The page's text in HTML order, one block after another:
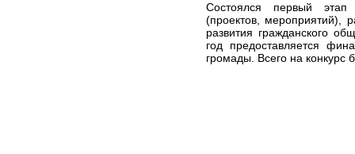
Состоялся первый
(проектов, мероприятий),
развития гражданского
год предоставляется
громады. Всего на